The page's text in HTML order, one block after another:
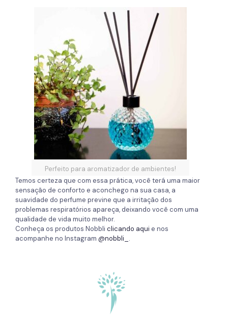
Perfeito para aromatizador de ambientes!
Temos certeza que com essa prática, você terá uma maior
sensação de conforto e aconchego na sua casa, a
suavidade do perfume previne que a irritação dos
problemas respiratórios apareça, deixando você com uma
qualidade de vida muito melhor.
Conheça os produtos Nobbli clicando aqui e nos
acompanhe no Instagram @nobbli_ .